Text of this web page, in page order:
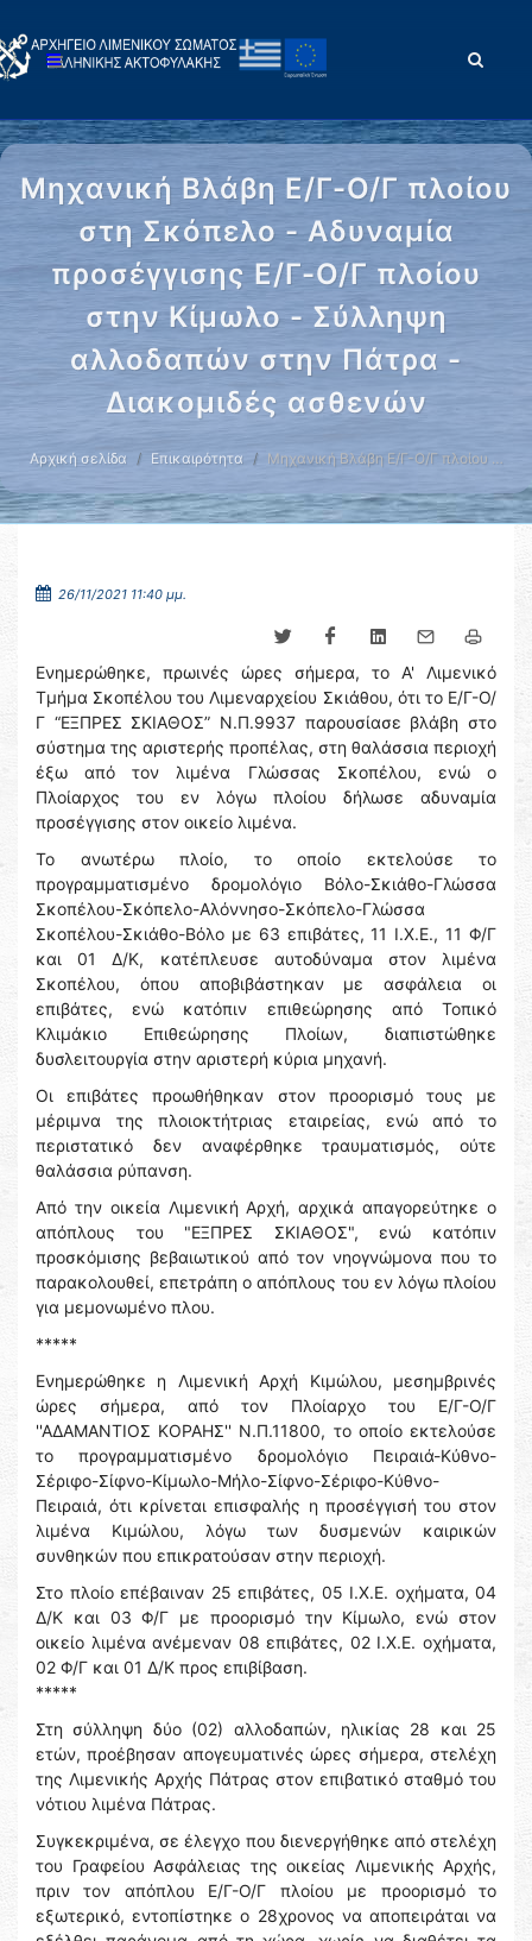
Μηχανική Βλάβη Ε/Γ-Ο/Γ πλοίου
στη Σκόπελο - Αδυναμία
προσέγγισης Ε/Γ-Ο/Γ πλοίου
στην Κίμωλο - Σύλληψη
αλλοδαπών στην Πάτρα -
Διακομιδές ασθενών
Αρχική σελίδα Επικαιρότητα Μηχανική Βλάβη Ε/Γ-Ο/Γ πλοίου …
26/11/2021 11:40 μμ.
Ενημερώθηκε, πρωινές ώρες σήμερα, το Α' Λιμενικό
Τμήμα Σκοπέλου του Λιμεναρχείου Σκιάθου, ότι το Ε/Γ-Ο/
Γ “ΕΞΠΡΕΣ ΣΚΙΑΘΟΣ” Ν.Π.9937 παρουσίασε βλάβη στο
σύστημα της αριστερής προπέλας, στη θαλάσσια περιοχή
έξω από τον λιμένα Γλώσσας Σκοπέλου, ενώ ο
Πλοίαρχος του εν λόγω πλοίου δήλωσε αδυναμία
προσέγγισης στον οικείο λιμένα.
Το ανωτέρω πλοίο, το οποίο εκτελούσε το
προγραμματισμένο δρομολόγιο Βόλο-Σκιάθο-Γλώσσα
Σκοπέλου-Σκόπελο-Αλόννησο-Σκόπελο-Γλώσσα
Σκοπέλου-Σκιάθο-Βόλο με 63 επιβάτες, 11 Ι.Χ.Ε., 11 Φ/Γ
και 01 Δ/Κ, κατέπλευσε αυτοδύναμα στον λιμένα
Σκοπέλου, όπου αποβιβάστηκαν με ασφάλεια οι
επιβάτες, ενώ κατόπιν επιθεώρησης από Τοπικό
Κλιμάκιο Επιθεώρησης Πλοίων, διαπιστώθηκε
δυσλειτουργία στην αριστερή κύρια μηχανή.
Οι επιβάτες προωθήθηκαν στον προορισμό τους με
μέριμνα της πλοιοκτήτριας εταιρείας, ενώ από το
περιστατικό δεν αναφέρθηκε τραυματισμός, ούτε
θαλάσσια ρύπανση.
Από την οικεία Λιμενική Αρχή, αρχικά απαγορεύτηκε ο
απόπλους του "ΕΞΠΡΕΣ ΣΚΙΑΘΟΣ", ενώ κατόπιν
προσκόμισης βεβαιωτικού από τον νηογνώμονα που το
παρακολουθεί, επετράπη ο απόπλους του εν λόγω πλοίου
για μεμονωμένο πλου.
*****
Ενημερώθηκε η Λιμενική Αρχή Κιμώλου, μεσημβρινές
ώρες σήμερα, από τον Πλοίαρχο του Ε/Γ-Ο/Γ
''ΑΔΑΜΑΝΤΙΟΣ ΚΟΡΑΗΣ'' Ν.Π.11800, το οποίο εκτελούσε
το προγραμματισμένο δρομολόγιο Πειραιά-Κύθνο-
Σέριφο-Σίφνο-Κίμωλο-Μήλο-Σίφνο-Σέριφο-Κύθνο-
Πειραιά, ότι κρίνεται επισφαλής η προσέγγισή του στον
λιμένα Κιμώλου, λόγω των δυσμενών καιρικών
συνθηκών που επικρατούσαν στην περιοχή.
Στο πλοίο επέβαιναν 25 επιβάτες, 05 Ι.Χ.Ε. οχήματα, 04
Δ/Κ και 03 Φ/Γ με προορισμό την Κίμωλο, ενώ στον
οικείο λιμένα ανέμεναν 08 επιβάτες, 02 Ι.Χ.Ε. οχήματα,
02 Φ/Γ και 01 Δ/Κ προς επιβίβαση.
*****
Στη σύλληψη δύο (02) αλλοδαπών, ηλικίας 28 και 25
ετών, προέβησαν απογευματινές ώρες σήμερα, στελέχη
της Λιμενικής Αρχής Πάτρας στον επιβατικό σταθμό του
νότιου λιμένα Πάτρας.
Συγκεκριμένα, σε έλεγχο που διενεργήθηκε από στελέχη
του Γραφείου Ασφάλειας της οικείας Λιμενικής Αρχής,
πριν τον απόπλου Ε/Γ-Ο/Γ πλοίου με προορισμό το
εξωτερικό, εντοπίστηκε ο 28χρονος να αποπειράται να